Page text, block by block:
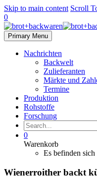
Skip to main content Scroll
0
Primary Menu
Nachrichten
Backwelt
Zulieferanten
Märkte und
Termine
Produktion
Rohstoffe
Forschung
0
Warenkorb
Es befinden
Wienerroither backt